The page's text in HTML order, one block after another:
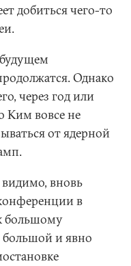
добиться чего-то
Однако
через год или
Ким вовсе не
от ядерной
видимо, вновь
в
большому
и явно